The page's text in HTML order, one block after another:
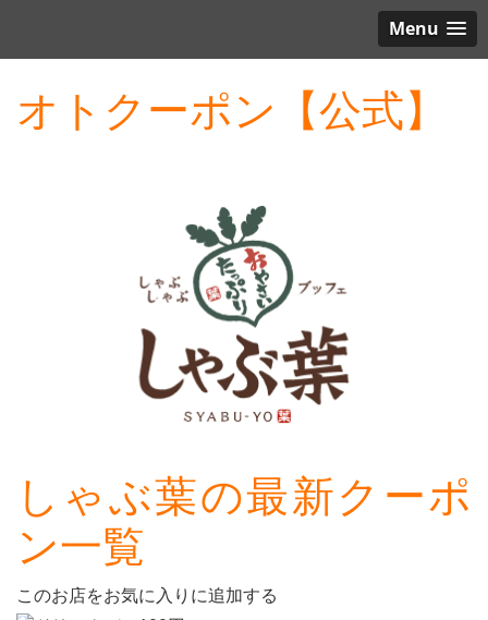
Menu
オトクーポン【公式】
しゃぶ葉の最新クーポ
ン一覧
このお店をお気に入りに追加する